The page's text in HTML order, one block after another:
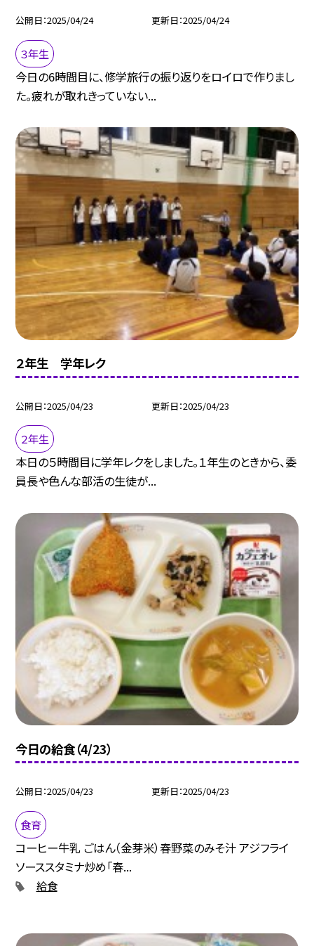
公開日 2025/04/24 更新日 2025/04/24
３年生
今日の6時間目に、修学旅行の振り返りをロイロで作りまし
た。疲れが取れきっていない...
２年生 学年レク
公開日 2025/04/23 更新日 2025/04/23
２年生
本日の５時間目に学年レクをしました。１年生のときから、委
員長や色んな部活の生徒が...
今日の給食（4/23）
公開日 2025/04/23 更新日 2025/04/23
食育
コーヒー牛乳 ごはん（金芽米）春野菜のみそ汁 アジフライ
ソーススタミナ炒め「春...
給食